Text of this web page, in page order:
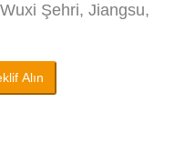
Şehri, Jiangsu,
Alın